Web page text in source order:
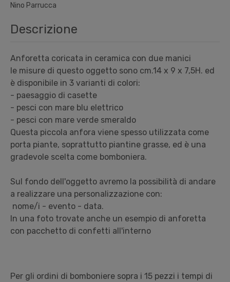
Nino Parrucca
Descrizione
Anforetta coricata in ceramica con due manici
le misure di questo oggetto sono cm.14 x 9 x 7,5H. ed
è disponibile in 3 varianti di colori:
- paesaggio di casette
- pesci con mare blu elettrico
- pesci con mare verde smeraldo
Questa piccola anfora viene spesso utilizzata come
porta piante, soprattutto piantine grasse, ed è una
gradevole scelta come bomboniera.
Sul fondo dell'oggetto avremo la possibilità di andare
a realizzare una personalizzazione con:
nome/i - evento - data.
In una foto trovate anche un esempio di anforetta
con pacchetto di confetti all'interno
Per gli ordini di bomboniere sopra i 15 pezzi i tempi di